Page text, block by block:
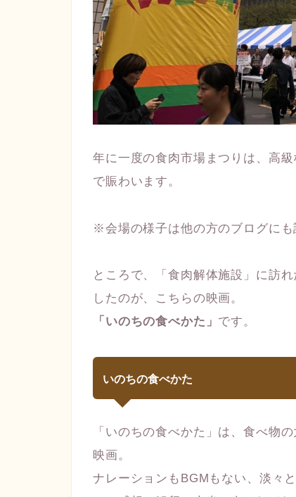
年に一度の食肉市場まつりは、高
で賑わいます。
※会場の様子は他の方のブログにも
ところで、「食肉解体施設」に訪
したのが、こちらの映画。
「いのちの食べかた」 です。
いのちの食べかた
「いのちの食べかた」は、食べ物
映画。
ナレーションもBGMもない、淡々